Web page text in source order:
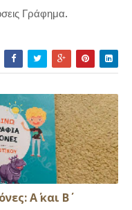
Γράφημα.
Α΄ και Β΄